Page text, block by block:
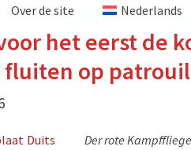
Over de site Nederlands
het eerst de
fluiten op
Duits
Der rote